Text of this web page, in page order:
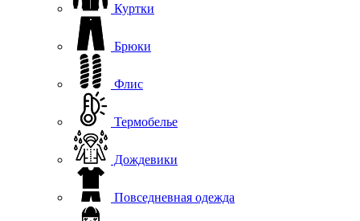
Куртки
Брюки
Флис
Термобелье
Дождевики
Повседневная одежда